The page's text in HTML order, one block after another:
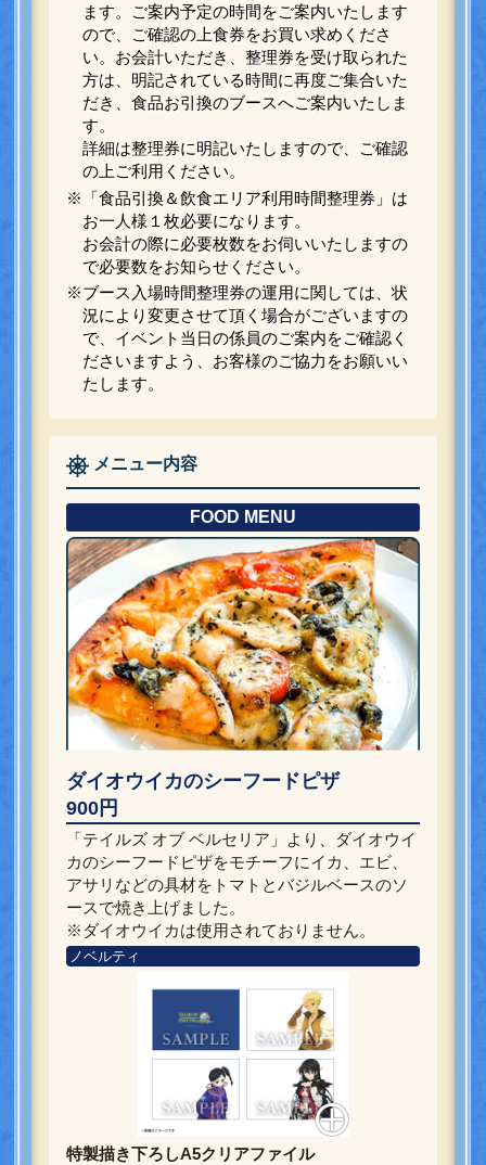
ます。ご案内予定の時間をご案内いたします
ので、ご確認の上食券をお買い求めくださ
い。お会計いただき、整理券を受け取られた
方は、明記されている時間に再度ご集合いた
だき、食品お引換のブースへご案内いたしま
す。
詳細は整理券に明記いたしますので、ご確認
の上ご利用ください。
※「食品引換＆飲食エリア利用時間整理券」は
お一人様１枚必要になります。
お会計の際に必要枚数をお伺いいたしますの
で必要数をお知らせください。
※ブース入場時間整理券の運用に関しては、状
況により変更させて頂く場合がございますの
で、イベント当日の係員のご案内をご確認く
ださいますよう、お客様のご協力をお願いい
たします。
メニュー内容
FOOD MENU
ダイオウイカのシーフードピザ
900円
「テイルズ オブ ベルセリア」より、ダイオウイ
カのシーフードピザをモチーフにイカ、エビ、
アサリなどの具材をトマトとバジルベースのソ
ースで焼き上げました。
※ダイオウイカは使用されておりません。
ノベルティ
特製描き下ろしA5クリアファイル